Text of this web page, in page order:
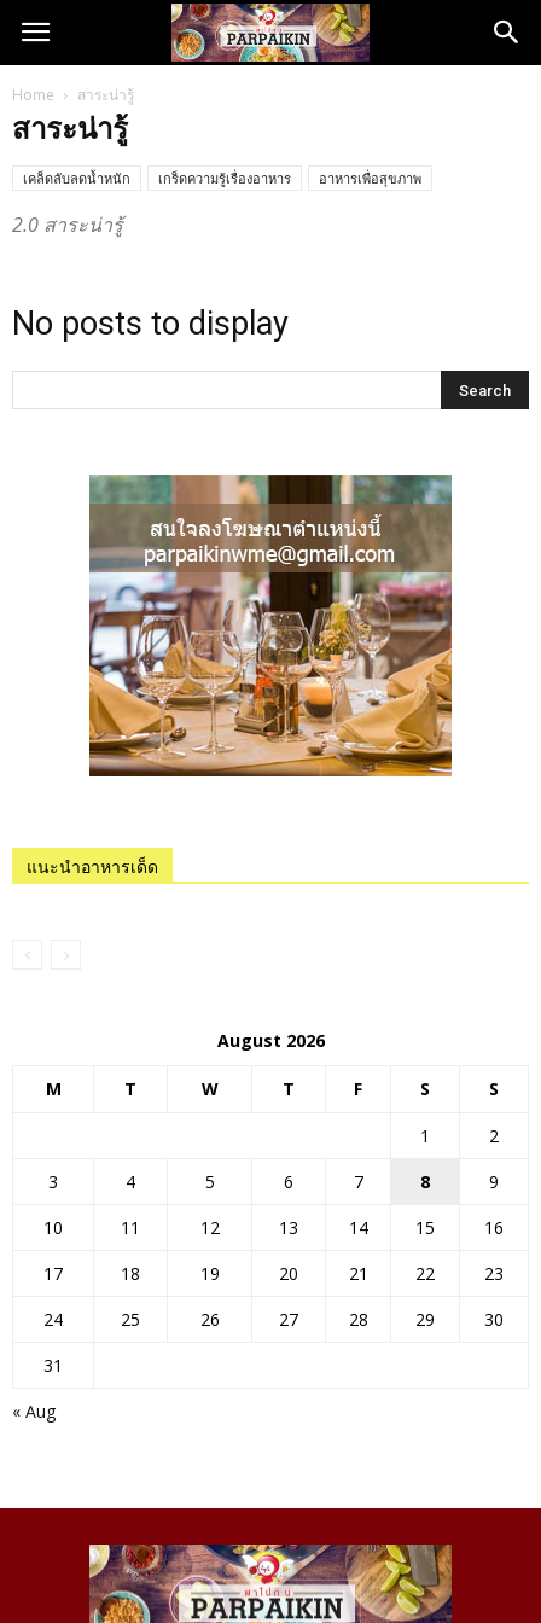
Home สาระน่ารู้
สาระน่ารู้
เคล็ดลับลดน้ำหนัก เกร็ดความรู้เรื่องอาหาร อาหารเพื่อสุขภาพ
2.0 สาระน่ารู้
No posts to display
แนะนำอาหารเด็ด
August 2026
M T W T F S S
« Aug
1
2
3
4 5 6 7 8
9
10
11 12 13 14 15
16
17
18 19 20 21 22
23
24
25 26 27 28 29
30
31